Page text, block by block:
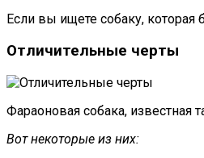
Если вы ищете собаку,
Отличительные черты
Фараоновая собака, известная
Вот некоторые из них: